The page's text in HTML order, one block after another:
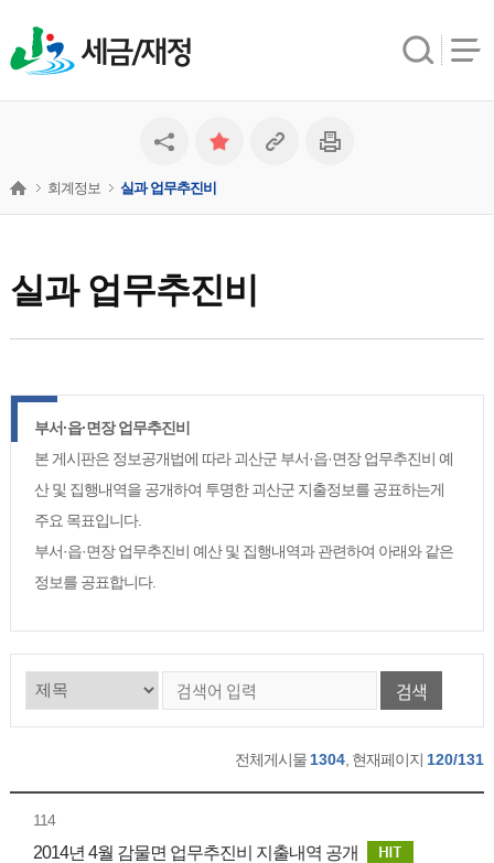
세금/재정
실과 업무추진비
회계정보 실과 업무추진비
부서·읍·면장 업무추진비
본 게시판은 정보공개법에 따라 괴산군 부서·읍·면장 업무추진비 예
산 및 집행내역을 공개하여 투명한 괴산군 지출정보를 공표하는게
주요 목표입니다.
부서·읍·면장 업무추진비 예산 및 집행내역과 관련하여 아래와 같은
정보를 공표합니다.
검색
전체게시물 1304 , 현재페이지 120/131
114
2014년 4월 감물면 업무추진비 지출내역 공개